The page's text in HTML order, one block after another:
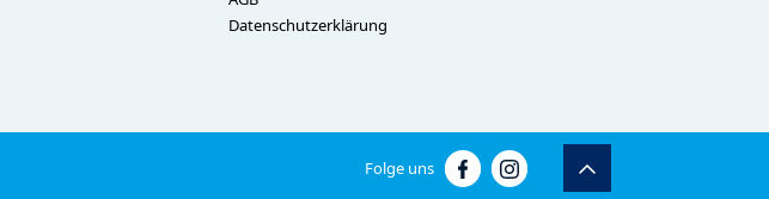
Datenschutzerklärung
Folge uns